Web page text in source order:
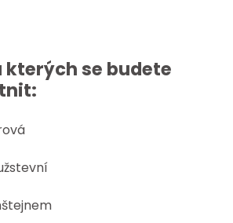
kterých se budete